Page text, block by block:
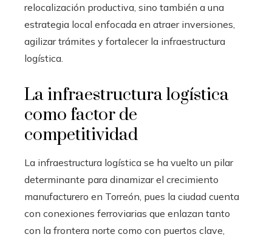
relocalización productiva, sino también a una
estrategia local enfocada en atraer inversiones,
agilizar trámites y fortalecer la infraestructura
logística.
La infraestructura logística
como factor de
competitividad
La infraestructura logística se ha vuelto un pilar
determinante para dinamizar el crecimiento
manufacturero en Torreón, pues la ciudad cuenta
con conexiones ferroviarias que enlazan tanto
con la frontera norte como con puertos clave,